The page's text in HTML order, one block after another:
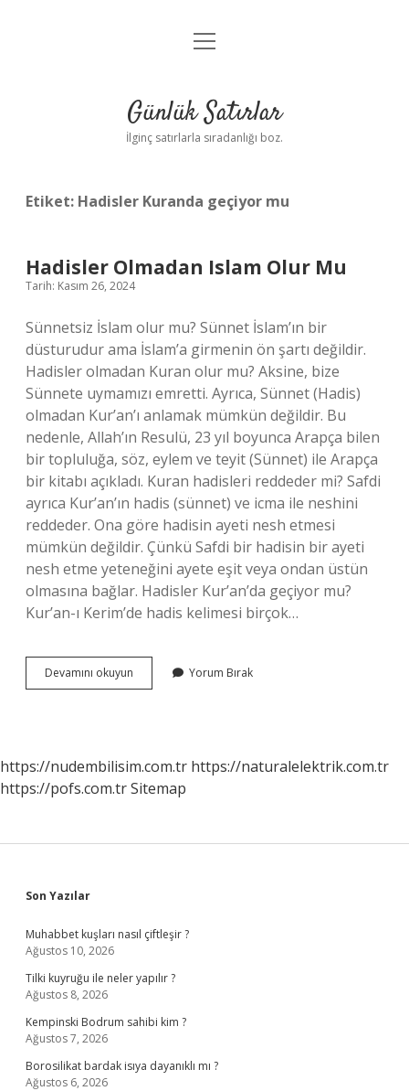
Anasayfa
Yasal Uyarı
menüyü
Günlük Satırlar
İlginç satırlarla sıradanlığı boz.
Etiket: Hadisler Kuranda geçiyor mu
Hadisler Olmadan Islam Olur Mu
Tarih: Kasım 26, 2024
Sünnetsiz İslam olur mu? Sünnet İslam’ın bir
düsturudur ama İslam’a girmenin ön şartı değildir.
Hadisler olmadan Kuran olur mu? Aksine, bize
Sünnete uymamızı emretti. Ayrıca, Sünnet (Hadis)
olmadan Kur’an’ı anlamak mümkün değildir. Bu
nedenle, Allah’ın Resulü, 23 yıl boyunca Arapça bilen
bir topluluğa, söz, eylem ve teyit (Sünnet) ile Arapça
bir kitabı açıkladı. Kuran hadisleri reddeder mi? Safdi
ayrıca Kur’an’ın hadis (sünnet) ve icma ile neshini
reddeder. Ona göre hadisin ayeti nesh etmesi
mümkün değildir. Çünkü Safdi bir hadisin bir ayeti
nesh etme yeteneğini ayete eşit veya ondan üstün
olmasına bağlar. Hadisler Kur’an’da geçiyor mu?
Kur’an-ı Kerim’de hadis kelimesi birçok…
Devamını okuyun Hadisler
Olmadan
Yorum Bırak
https://nudembilisim.com.tr https://naturalelektrik.com.tr
https://pofs.com.trSitemap
Sidebar
Son Yazılar
Muhabbet kuşları nasıl çiftleşir ?
Ağustos 10, 2026
Tilki kuyruğu ile neler yapılır ?
Ağustos 8, 2026
Kempinski Bodrum sahibi kim ?
Ağustos 7, 2026
Borosilikat bardak isıya dayanıklı mı ?
Ağustos 6, 2026